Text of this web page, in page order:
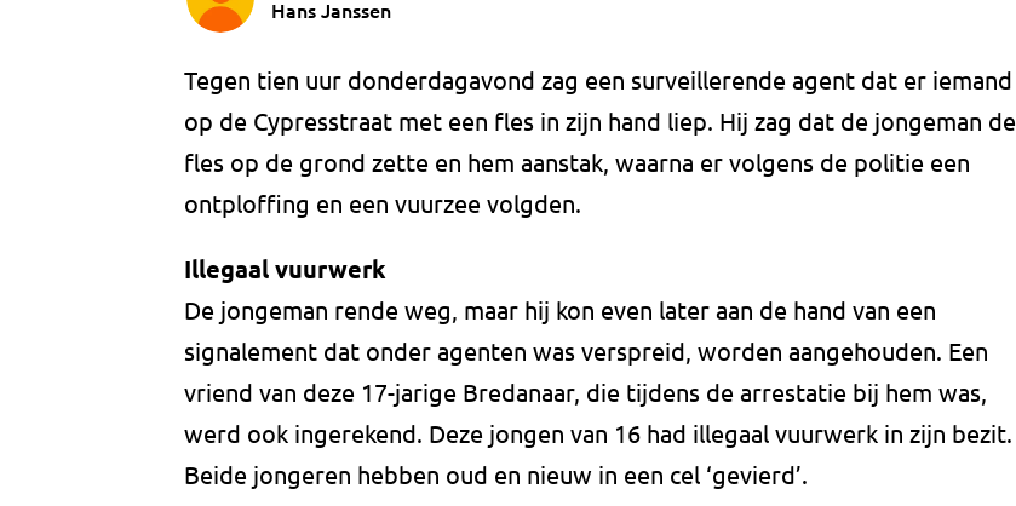
Hans Janssen
Tegen tien uur donderdagavond zag een surveillerende agent dat er iemand
op de Cypresstraat met een fles in zijn hand liep. Hij zag dat de jongeman de
fles op de grond zette en hem aanstak, waarna er volgens de politie een
ontploffing en een vuurzee volgden.
Illegaal vuurwerk
De jongeman rende weg, maar hij kon even later aan de hand van een
signalement dat onder agenten was verspreid, worden aangehouden. Een
vriend van deze 17-jarige Bredanaar, die tijdens de arrestatie bij hem was,
werd ook ingerekend. Deze jongen van 16 had illegaal vuurwerk in zijn bezit.
Beide jongeren hebben oud en nieuw in een cel ‘gevierd’.